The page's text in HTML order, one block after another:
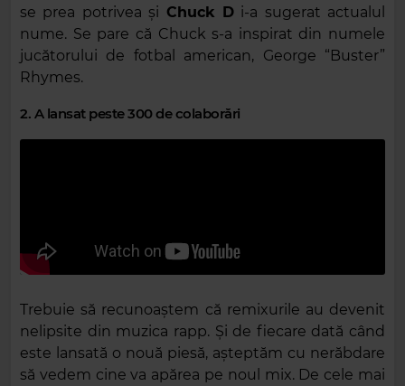
se prea potrivea și Chuck Di-a sugerat actualul
nume. Se pare că Chuck s-a inspirat din numele
jucătorului de fotbal american, George “Buster”
Rhymes.
2. A lansat peste 300 de colaborări
Trebuie să recunoaștem că remixurile au devenit
nelipsite din muzica rapp. Și de fiecare dată când
este lansată o nouă piesă, așteptăm cu nerăbdare
să vedem cine va apărea pe noul mix. De cele mai